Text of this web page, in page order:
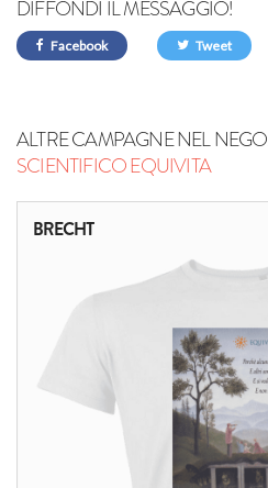
DIFFONDI IL MESSAGGIO!
Facebook Tweet
ALTRE CAMPAGNE NEL
SCIENTIFICO EQUIVITA
BRECHT